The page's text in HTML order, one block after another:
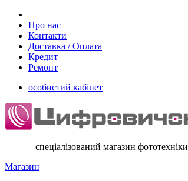
Про нас
Контакти
Доставка / Оплата
Кредит
Ремонт
особистий кабінет
спеціалізований магазин фототехніки
Магазин